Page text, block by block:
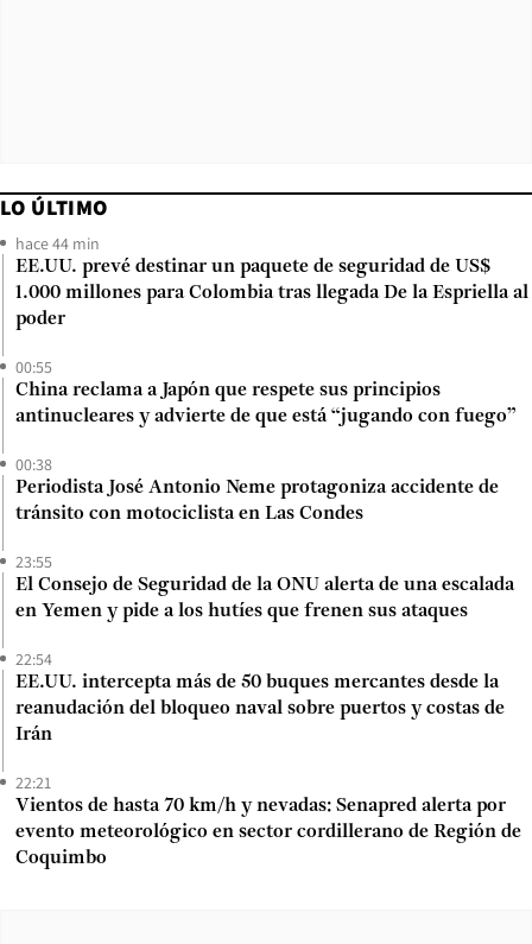
LO ÚLTIMO
hace 44 min
EE.UU. prevé destinar un paquete de seguridad de US$
1.000 millones para Colombia tras llegada De la Espriella al
poder
00:55
China reclama a Japón que respete sus principios
antinucleares y advierte de que está “jugando con fuego”
00:38
Periodista José Antonio Neme protagoniza accidente de
tránsito con motociclista en Las Condes
23:55
El Consejo de Seguridad de la ONU alerta de una escalada
en Yemen y pide a los hutíes que frenen sus ataques
22:54
EE.UU. intercepta más de 50 buques mercantes desde la
reanudación del bloqueo naval sobre puertos y costas de
Irán
22:21
Vientos de hasta 70 km/h y nevadas: Senapred alerta por
evento meteorológico en sector cordillerano de Región de
Coquimbo